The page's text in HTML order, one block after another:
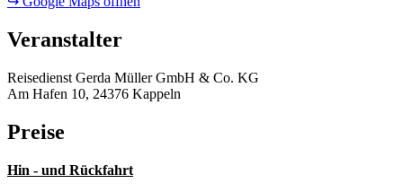
Veranstalter
Reisedienst Gerda Müller GmbH & Co. KG
Am Hafen 10, 24376 Kappeln
Preise
Hin - und Rückfahrt